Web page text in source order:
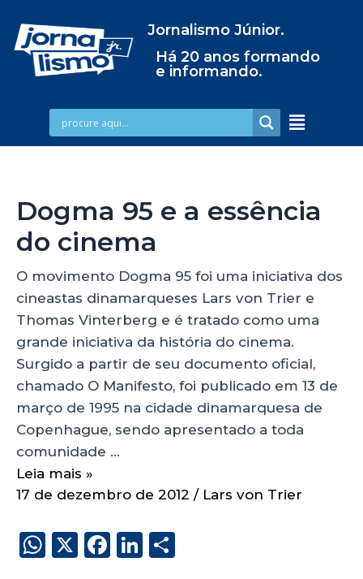
Jornalismo Júnior.
Há 20 anos formando
e informando.
Dogma 95 e a essência
do cinema
O movimento Dogma 95 foi uma iniciativa dos
cineastas dinamarqueses Lars von Trier e
Thomas Vinterberg e é tratado como uma
grande iniciativa da história do cinema.
Surgido a partir de seu documento oficial,
chamado O Manifesto, foi publicado em 13 de
março de 1995 na cidade dinamarquesa de
Copenhague, sendo apresentado a toda
comunidade …
Leia mais »
17 de dezembro de 2012 / Lars von Trier
W X
F
Li